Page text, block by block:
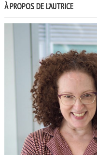
À PROPOS DE L’AUTRICE